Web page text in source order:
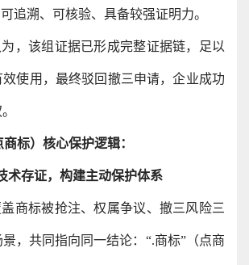
追溯、可核验、具备较强证明力。
，该组证据已形成完整证据链，足以
使用，最终驳回撤三申请，企业成功
标）核心保护逻辑：
术存证，构建主动保护体系
商标被抢注、权属争议、撤三风险三
，共同指向同一结论：“.商标”（点商